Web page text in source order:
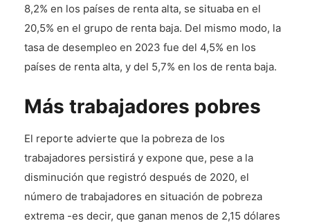
8,2% en los países de renta alta, se situaba en el
20,5% en el grupo de renta baja. Del mismo modo, la
tasa de desempleo en 2023 fue del 4,5% en los
países de renta alta, y del 5,7% en los de renta baja.
Más trabajadores pobres
El reporte advierte que la pobreza de los
trabajadores persistirá y expone que, pese a la
disminución que registró después de 2020, el
número de trabajadores en situación de pobreza
extrema -es decir, que ganan menos de 2,15 dólares